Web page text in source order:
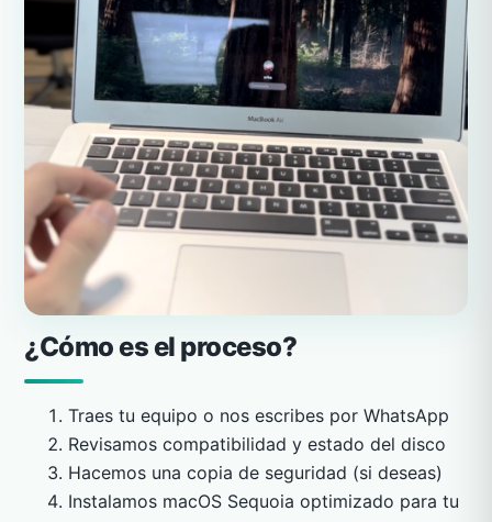
¿Cómo es el proceso?
Traes tu equipo o nos escribes por WhatsApp
Revisamos compatibilidad y estado del disco
Hacemos una copia de seguridad (si deseas)
Instalamos macOS Sequoia optimizado para tu